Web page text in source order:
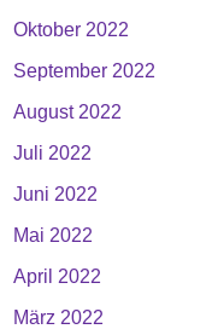
Oktober 2022
September 2022
August 2022
Juli 2022
Juni 2022
Mai 2022
April 2022
März 2022